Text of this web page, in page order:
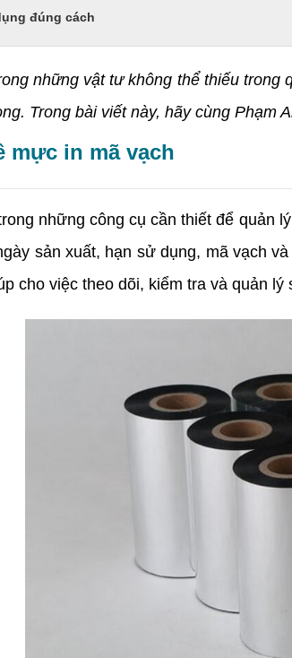
đúng cách
những vật tư không thể thiếu trong
Trong bài viết này, hãy cùng Phạm
mực in mã vạch
những công cụ cần thiết để quản
sản xuất, hạn sử dụng, mã vạch
cho việc theo dõi, kiểm tra và quản